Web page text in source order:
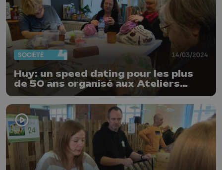
SOCIÉTÉ 14/03/2024
Huy: un speed dating pour les plus
de 50 ans organisé aux Ateliers
d'Emma